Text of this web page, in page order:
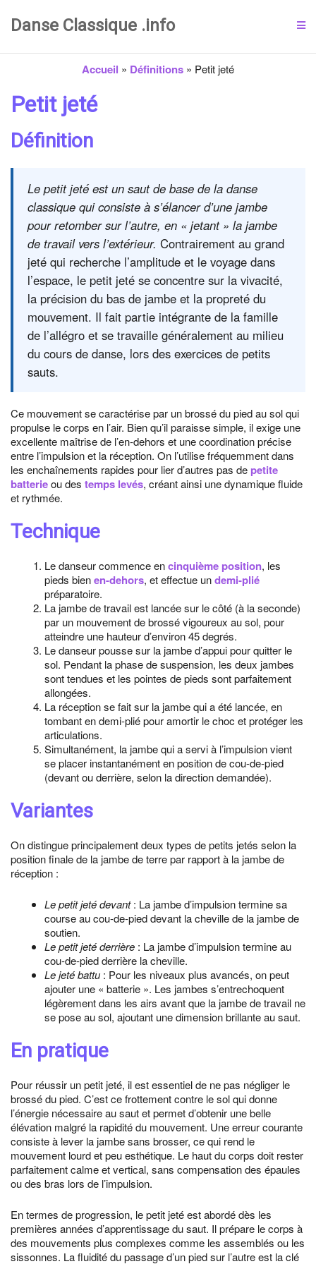
Danse Classique .info
Accueil » Définitions » Petit jeté
Petit jeté
Définition
Le petit jeté est un saut de base de la danse
classique qui consiste à s’élancer d’une jambe
pour retomber sur l’autre, en « jetant » la jambe
de travail vers l’extérieur. Contrairement au grand
jeté qui recherche l’amplitude et le voyage dans
l’espace, le petit jeté se concentre sur la vivacité,
la précision du bas de jambe et la propreté du
mouvement. Il fait partie intégrante de la famille
de l’allégro et se travaille généralement au milieu
du cours de danse, lors des exercices de petits
sauts.
Ce mouvement se caractérise par un brossé du pied au sol qui
propulse le corps en l’air. Bien qu’il paraisse simple, il exige une
excellente maîtrise de l’en-dehors et une coordination précise
entre l’impulsion et la réception. On l’utilise fréquemment dans
les enchaînements rapides pour lier d’autres pas de petite
batterieou des temps levés, créant ainsi une dynamique fluide
et rythmée.
Technique
Le danseur commence encinquième position, les
pieds bienen-dehors, et effectue undemi-plié
préparatoire.
La jambe de travail est lancée sur le côté (à la seconde)
par un mouvement de brossé vigoureux au sol, pour
atteindre une hauteur d’environ 45 degrés.
Le danseur pousse sur la jambe d’appui pour quitter le
sol. Pendant la phase de suspension, les deux jambes
sont tendues et les pointes de pieds sont parfaitement
allongées.
La réception se fait sur la jambe qui a été lancée, en
tombant en demi-plié pour amortir le choc et protéger les
articulations.
Simultanément, la jambe qui a servi à l’impulsion vient
se placer instantanément en position de cou-de-pied
(devant ou derrière, selon la direction demandée).
Variantes
On distingue principalement deux types de petits jetés selon la
position finale de la jambe de terre par rapport à la jambe de
réception :
Le petit jeté devant: La jambe d’impulsion termine sa
course au cou-de-pied devant la cheville de la jambe de
soutien.
Le petit jeté derrière : La jambe d’impulsion termine au
cou-de-pied derrière la cheville.
Le jeté battu : Pour les niveaux plus avancés, on peut
ajouter une « batterie ». Les jambes s’entrechoquent
légèrement dans les airs avant que la jambe de travail ne
se pose au sol, ajoutant une dimension brillante au saut.
En pratique
Pour réussir un petit jeté, il est essentiel de ne pas négliger le
brossé du pied. C’est ce frottement contre le sol qui donne
l’énergie nécessaire au saut et permet d’obtenir une belle
élévation malgré la rapidité du mouvement. Une erreur courante
consiste à lever la jambe sans brosser, ce qui rend le
mouvement lourd et peu esthétique. Le haut du corps doit rester
parfaitement calme et vertical, sans compensation des épaules
ou des bras lors de l’impulsion.
En termes de progression, le petit jeté est abordé dès les
premières années d’apprentissage du saut. Il prépare le corps à
des mouvements plus complexes comme les assemblés ou les
sissonnes. La fluidité du passage d’un pied sur l’autre est la clé